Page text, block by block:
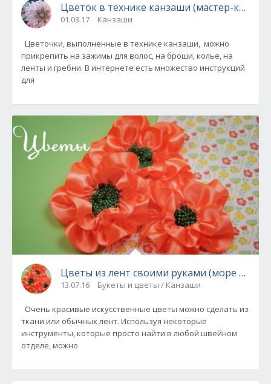
Цветок в технике канзаши (мастер-класс)
01.03.17 Канзаши
Цветочки, выполненные в технике канзаши, можно
прикрепить на зажимы для волос, на броши, колье, на
ленты и гребни. В интернете есть множество инструкций
для
Цветы из лент своими руками (море
13.07.16 Букеты и цветы / Канзаши
Очень красивые искусственные цветы можно сделать из
ткани или обычных лент. Используя некоторые
инструменты, которые просто найти в любой швейном
отделе, можно